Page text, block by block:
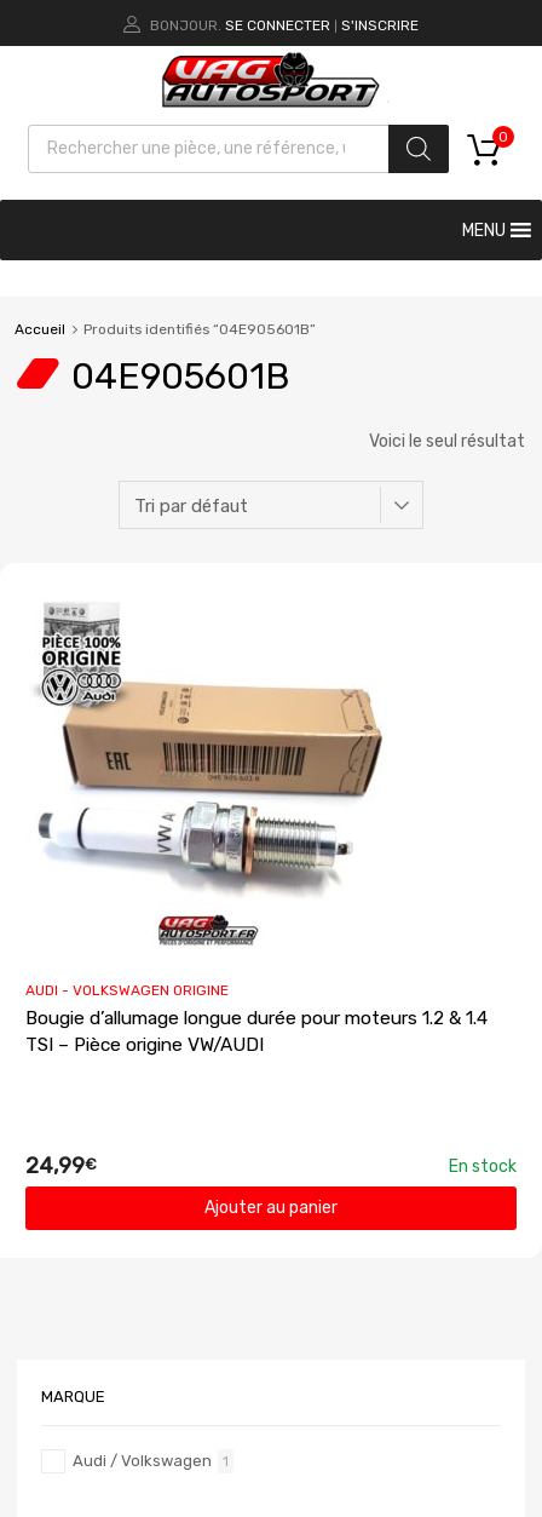
BONJOUR. SE CONNECTER S'INSCRIRE
0
MENU
Accueil Produits identifiés “04E905601B”
04E905601B
Voici le seul résultat
AUDI - VOLKSWAGEN ORIGINE
Bougie d’allumage longue durée pour moteurs 1.2 & 1.4
TSI – Pièce origine VW/AUDI
24,99€
En stock
Ajouter au panier
MARQUE
Audi / Volkswagen 1